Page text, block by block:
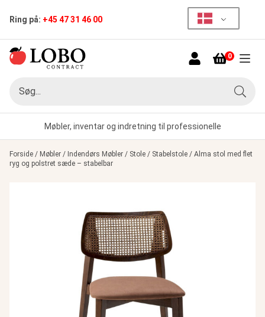
Ring på: +45 47 31 46 00
0
Menu
Søg
Møbler, inventar og indretning til professionelle
Forside / Møbler / Indendørs Møbler / Stole / Stabelstole / Alma stol med flet
ryg og polstret sæde – stabelbar